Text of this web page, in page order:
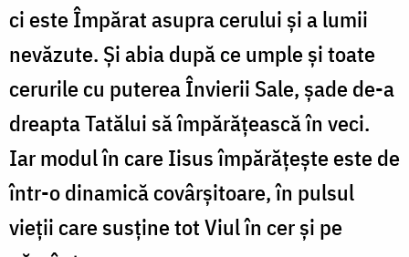
ci este Împărat asupra cerului și a lumii
nevăzute. Și abia după ce umple și toate
cerurile cu puterea Învierii Sale, șade de-a
dreapta Tatălui să împărățească în veci.
Iar modul în care Iisus împărățește este de
într-o dinamică covârșitoare, în pulsul
vieții care susține tot Viul în cer și pe